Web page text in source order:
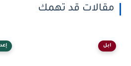
مقالات قد تهمك
ابل